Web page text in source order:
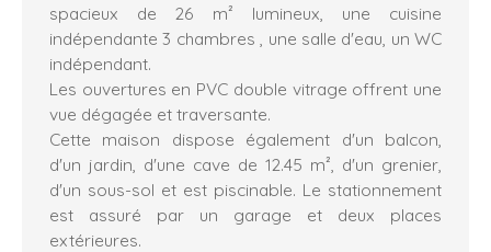
spacieux de 26 m² lumineux, une cuisine
indépendante 3 chambres , une salle d'eau, un WC
indépendant.
Les ouvertures en PVC double vitrage offrent une
vue dégagée et traversante.
Cette maison dispose également d'un balcon,
d'un jardin, d'une cave de 12.45 m², d'un grenier,
d'un sous-sol et est piscinable. Le stationnement
est assuré par un garage et deux places
extérieures.